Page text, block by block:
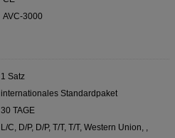
AVC-3000
1 Satz
internationales Standardpaket
30 TAGE
L/C, D/P, D/P, T/T, T/T, Western Union, ,